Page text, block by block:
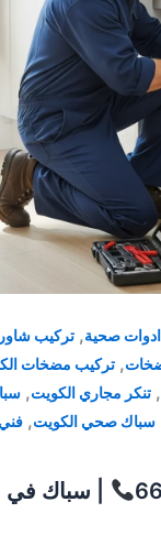
صحية, تركيب شاور
, تركيب مضخات
, تنكر مجاري الكويت,
سباك صحي الكويت, فني
| سباك في